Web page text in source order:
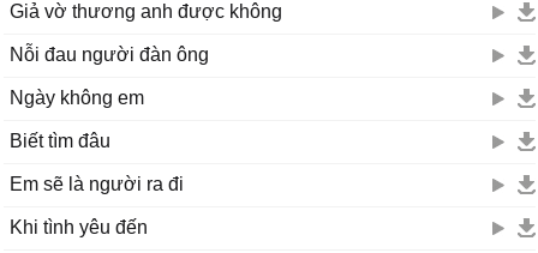
Giả vờ thương anh được không
Nỗi đau người đàn ông
Ngày không em
Biết tìm đâu
Em sẽ là người ra đi
Khi tình yêu đến